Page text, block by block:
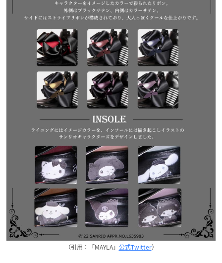
（引用：「MAYLA」 公式Twitter）